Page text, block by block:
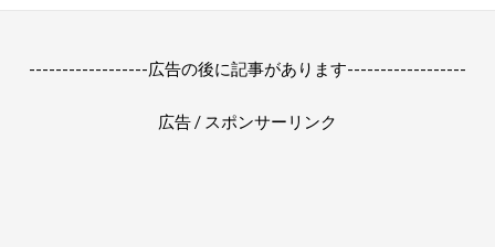
------------------広告の後に記事があります------------------
広告 / スポンサーリンク